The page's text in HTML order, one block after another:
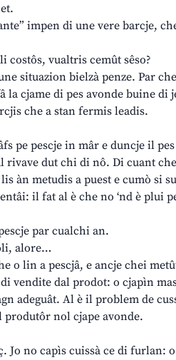
impen di une vere barcje,
costôs, vualtris cemût sêso?
situazion bielzà penze. Par
cjame di pes avonde buine di
che a stan fermis leadis.
pe pescje in mâr e duncje il
rivave dut chi di nô. Di cuant
àn metudis a puest e cumò si
il fat al è che no ‘nd è plui
par cualchi an.
alore…
o lin a pescjâ, e ancje chei
vendite dal prodot: o cjapìn
adeguât. Al è il problem de
produtôr nol cjape avonde.
no capìs cuissà ce di furlan: